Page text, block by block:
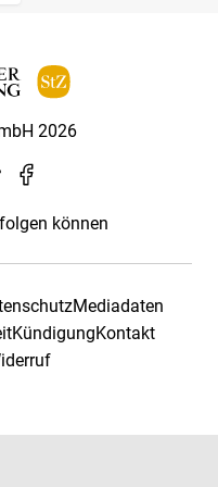
2026
können
Mediadaten
KündigungKontakt